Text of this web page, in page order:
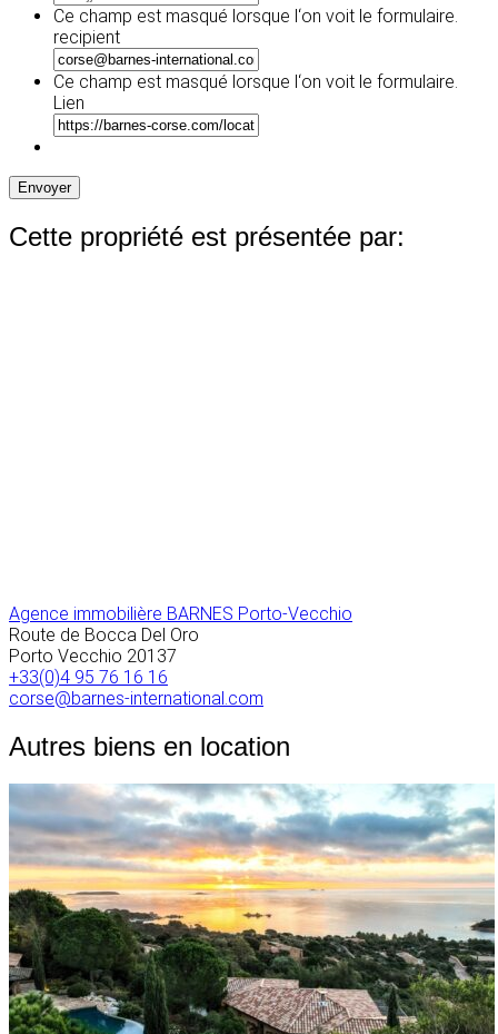
slash
slash
AAAA
Ce champ est masqué lorsque l‘on voit le formulaire.
recipient
Ce champ est masqué lorsque l‘on voit le formulaire.
Lien
Envoyer
Cette propriété est présentée par:
Agence immobilière BARNES Porto-Vecchio
Route de Bocca Del Oro
Porto Vecchio 20137
+33(0)4 95 76 16 16
corse@barnes-international.com
Autres biens en location